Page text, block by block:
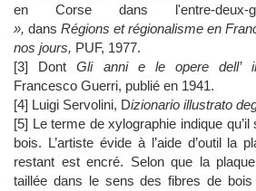
en Corse dans l'entre-deux-
», dans Régions et régionalisme en
nos jours, PUF, 1977.
[3] DontGli anni e le opere dell’
Francesco Guerri, publié en 1941.
[4] Luigi Servolini, Dizionario illustrato
[5] Le terme de xylographie indique qu’il
bois. L’artiste évide à l’aide d’outil la
restant est encré. Selon que la
taillée dans le sens des fibres de